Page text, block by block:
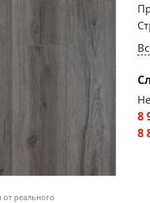
реального
8
8